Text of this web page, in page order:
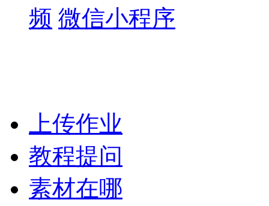
频 微信小程序
上传作业
教程提问
素材在哪